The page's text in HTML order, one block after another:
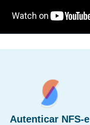
Autenticar NFS-e